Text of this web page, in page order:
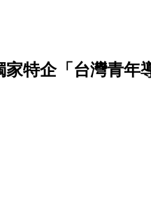
家特企「台灣青